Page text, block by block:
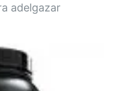
adelgazar